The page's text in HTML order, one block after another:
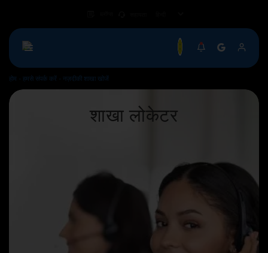
होम हमसे संपर्क करें नज़दीकी शाखा खोजें
शाखालोकेटर
नज़दीकी शाखा खोजें